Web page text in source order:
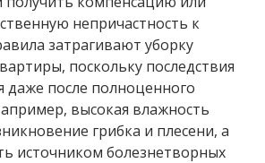
непричастность к
затрагивают уборку
поскольку последствия
даже после полноценного
высокая влажность
грибка и плесени, а
источником болезнетворных